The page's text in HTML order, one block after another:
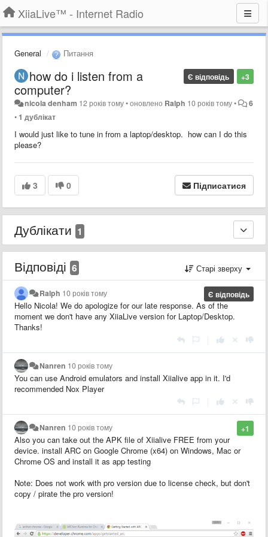
XiiaLive™ - Internet Radio
General Питання
+3
Є відповідь
how do i listen from a
computer?
nicola denham 12 років тому•оновлено Ralph 10 років тому•
6
• 1 дублікат
I would just like to tune in from a laptop/desktop. how can I do this
please?
3 0 Підписатися
Дублікати 1
Відповіді 6 Старі зверху
Є відповідь
Ralph 10 років тому
Hello Nicola! We do apologize for our late response. As of the
moment we don't have any XiiaLive version for Laptop/Desktop.
Thanks!
Nanren 10 років тому
You can use Android emulators and install Xiialive app in it. I'd
recommended Nox Player
+1
Nanren 10 років тому
Also you can take out the APK file of Xiialive FREE from your
device. install ARC on Google Chrome (x64) on Windows, Mac or
Chrome OS and install it as app testing
Note: Does not work with pro version due to license check, but don't
copy / pirate the pro version!